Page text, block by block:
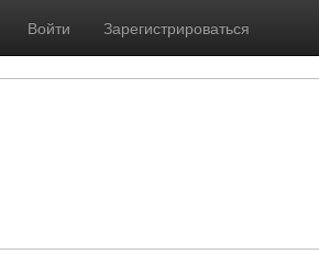
Войти Зарегистрироваться